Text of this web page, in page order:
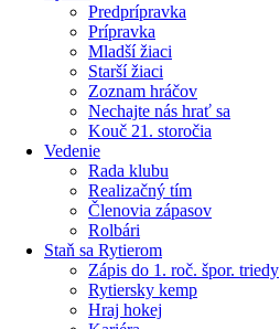
Predprípravka
Prípravka
Mladší žiaci
Starší žiaci
Zoznam hráčov
Nechajte nás hrať sa
Kouč 21. storočia
Vedenie
Rada klubu
Realizačný tím
Členovia zápasov
Rolbári
Staň sa Rytierom
Zápis do 1. roč. špor. triedy
Rytiersky kemp
Hraj hokej